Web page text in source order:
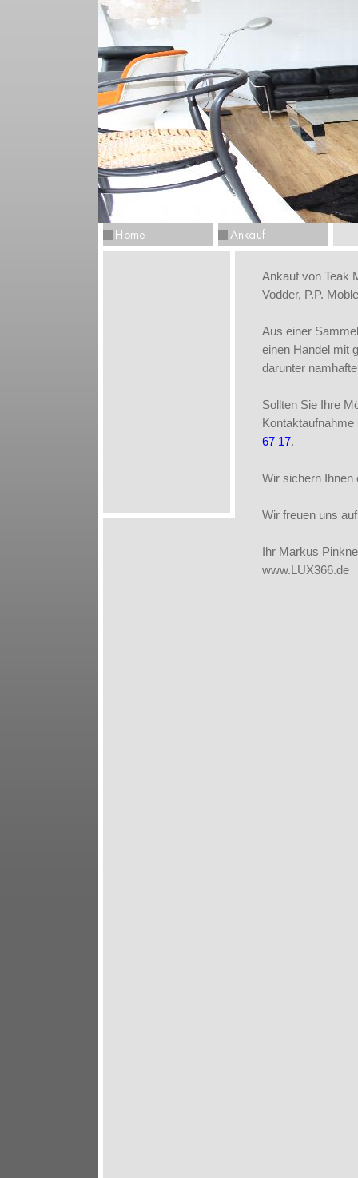
Ankauf von Teak
Vodder, P.P.
Aus einer
einen Handel mit
darunter
Sollten Sie Ihre
67 17.
Wir sichern Ihnen
Wir freuen uns
Ihr Markus
www.LUX366.de